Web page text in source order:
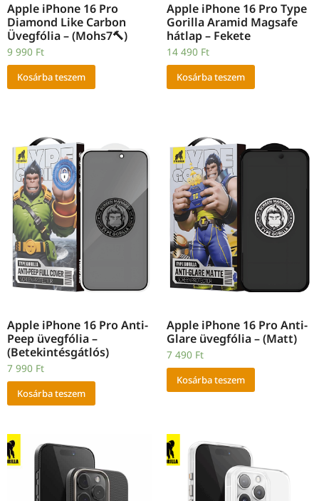
Apple iPhone 16 Pro
Diamond Like Carbon
Üvegfólia – (Mohs7🔨)
9 990 Ft
Kosárba teszem
Apple iPhone 16 Pro Type
Gorilla Aramid Magsafe
hátlap – Fekete
14 490 Ft
Kosárba teszem
Apple iPhone 16 Pro Anti-
Peep üvegfólia –
(Betekintésgátlós)
7 990 Ft
Kosárba teszem
Apple iPhone 16 Pro Anti-
Glare üvegfólia – (Matt)
7 490 Ft
Kosárba teszem